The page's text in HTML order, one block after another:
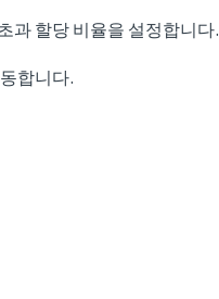
과 할당 비율을 설정합니다.
합니다.